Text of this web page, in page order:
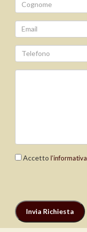
Accetto l’informativa